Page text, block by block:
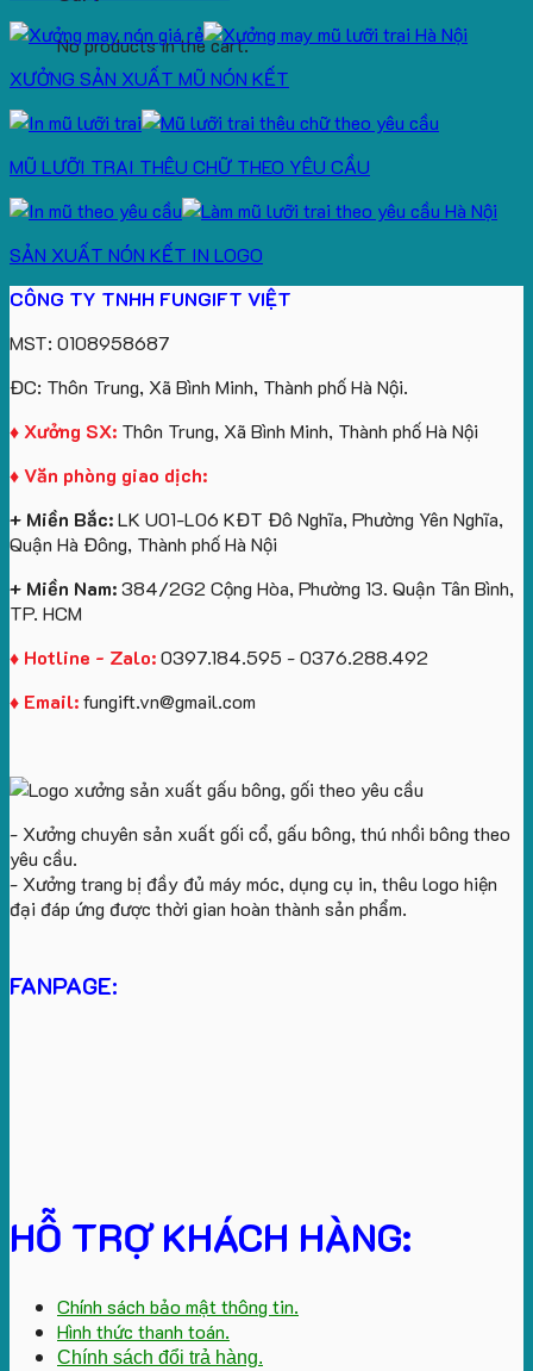
No products in the cart.
XƯỞNG SẢN XUẤT MŨ NÓN KẾT
MŨ LƯỠI TRAI THÊU CHỮ THEO YÊU CẦU
SẢN XUẤT NÓN KẾT IN LOGO
CÔNG TY TNHH FUNGIFT VIỆT
MST: 0108958687
ĐC: Thôn Trung, Xã Bình Minh, Thành phố Hà Nội.
♦ Xưởng SX: Thôn Trung, Xã Bình Minh, Thành phố Hà Nội
♦ Văn phòng giao dịch:
+ Miền Bắc:LK U01-L06 KĐT Đô Nghĩa, Phường Yên Nghĩa,
Quận Hà Đông, Thành phố Hà Nội
+ Miền Nam:384/2G2 Cộng Hòa, Phường 13. Quận Tân Bình,
TP. HCM
♦ Hotline - Zalo:0397.184.595 - 0376.288.492
♦ Email:fungift.vn@gmail.com
- Xưởng chuyên sản xuất gối cổ, gấu bông, thú nhồi bông theo
yêu cầu.
- Xưởng trang bị đầy đủ máy móc, dụng cụ in, thêu logo hiện
đại đáp ứng được thời gian hoàn thành sản phẩm.
FANPAGE:
HỖ TRỢ KHÁCH HÀNG:
Chính sách bảo mật thông tin.
Hình thức thanh toán.
Chính sách đổi trả hàng.